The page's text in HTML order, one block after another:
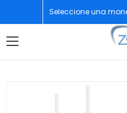
Seleccione una